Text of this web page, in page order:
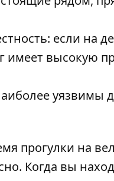
если на
имеет высокую
уязвимы
прогулки на
Когда вы